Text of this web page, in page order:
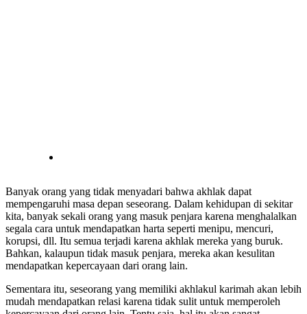
Banyak orang yang tidak menyadari bahwa akhlak dapat
mempengaruhi masa depan seseorang. Dalam kehidupan di sekitar
kita, banyak sekali orang yang masuk penjara karena menghalalkan
segala cara untuk mendapatkan harta seperti menipu, mencuri,
korupsi, dll. Itu semua terjadi karena akhlak mereka yang buruk.
Bahkan, kalaupun tidak masuk penjara, mereka akan kesulitan
mendapatkan kepercayaan dari orang lain.
Sementara itu, seseorang yang memiliki akhlakul karimah akan lebih
mudah mendapatkan relasi karena tidak sulit untuk memperoleh